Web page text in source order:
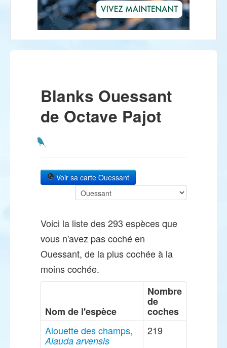
Blanks Ouessant
de Octave Pajot
Voir sa carte Ouessant
Voici la liste des 293 espèces que
vous n'avez pas coché en
Ouessant, de la plus cochée à la
moins cochée.
Nom de l'espèce
Nombre
de
coches
Alouette des champs,
Alauda arvensis
219